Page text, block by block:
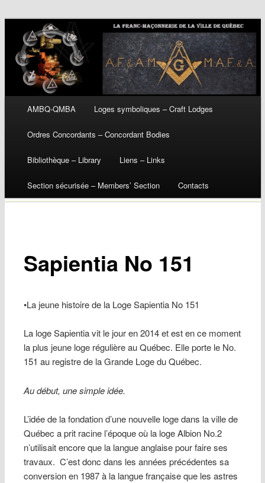
Skip
to
content
AMBQ-QMBA Loges symboliques – Craft Lodges
Ordres Concordants – Concordant Bodies
Bibliothèque – Library Liens – Links
Section sécurisée – Members’ Section Contacts
Sapientia No 151
•La jeune histoire de la Loge Sapientia No 151
La loge Sapientia vit le jour en 2014 et est en ce moment
la plus jeune loge régulière au Québec. Elle porte le No.
151 au registre de la Grande Loge du Québec.
Au début, une simple idée.
L’idée de la fondation d’une nouvelle loge dans la ville de
Québec a prit racine l’époque où la loge Albion No.2
n’utilisait encore que la langue anglaise pour faire ses
travaux. C’est donc dans les années précédentes sa
conversion en 1987 à la langue française que les astres